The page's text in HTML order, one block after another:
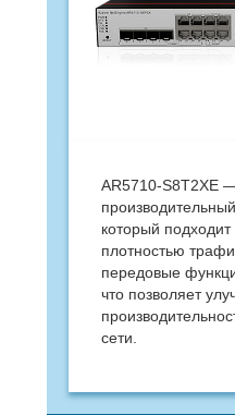
AR5710-S8T2XE
который
плотностью
передовые
что позволяет
сети.